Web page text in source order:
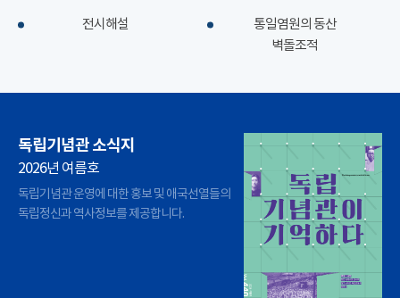
전시해설
통일염원의 동산
벽돌조적
독립기념관 소식지
2026년 여름호
독립기념관 운영에 대한 홍보 및 애국선열들의
독립정신과 역사정보를 제공합니다.